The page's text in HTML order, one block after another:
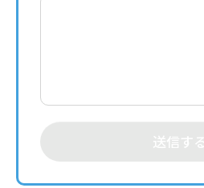
送信する